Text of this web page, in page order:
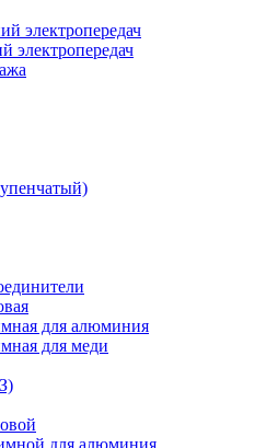
электропередач
электропередач
для алюминия
для меди
для алюминия